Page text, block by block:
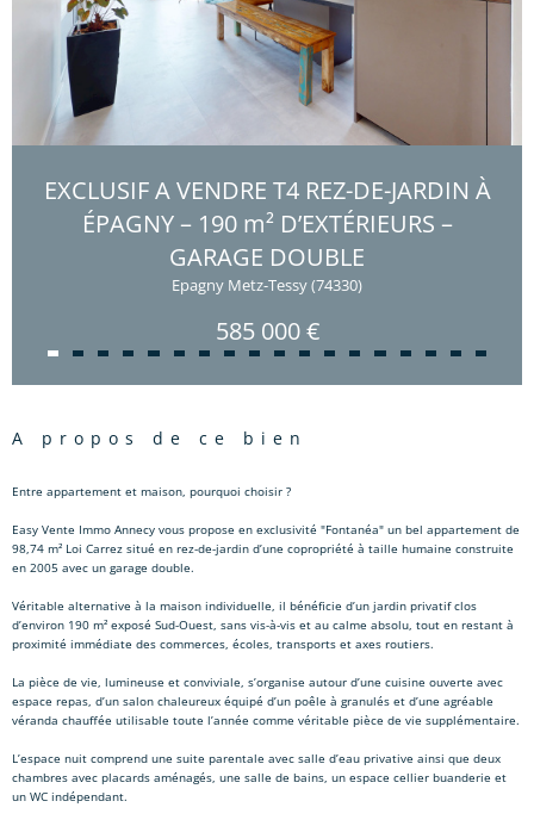
EXCLUSIF A VENDRE T4 REZ-DE-JARDIN À
ÉPAGNY – 190 m² D’EXTÉRIEURS –
GARAGE DOUBLE
Epagny Metz-Tessy (74330)
585 000 €
a propos de ce bien
Entre appartement et maison, pourquoi choisir ?
Easy Vente Immo Annecy vous propose en exclusivité "Fontanéa" un bel appartement de
98,74 m² Loi Carrez situé en rez-de-jardin d’une copropriété à taille humaine construite
en 2005 avec un garage double.
Véritable alternative à la maison individuelle, il bénéficie d’un jardin privatif clos
d’environ 190 m² exposé Sud-Ouest, sans vis-à-vis et au calme absolu, tout en restant à
proximité immédiate des commerces, écoles, transports et axes routiers.
La pièce de vie, lumineuse et conviviale, s’organise autour d’une cuisine ouverte avec
espace repas, d’un salon chaleureux équipé d’un poêle à granulés et d’une agréable
véranda chauffée utilisable toute l’année comme véritable pièce de vie supplémentaire.
L’espace nuit comprend une suite parentale avec salle d’eau privative ainsi que deux
chambres avec placards aménagés, une salle de bains, un espace cellier buanderie et
un WC indépendant.